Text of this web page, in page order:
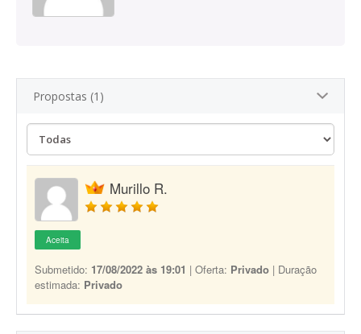
Propostas (1)
Murillo R.
Aceita
Submetido: 17/08/2022 às 19:01 | Oferta: Privado | Duração
estimada: Privado